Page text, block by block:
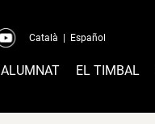
Català Español
ALUMNAT EL TIMBAL